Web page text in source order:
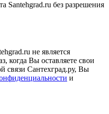
Santehgrad.ru без разрешения
не является
когда Вы оставляете свои
связи Сантехград.ру, Вы
и